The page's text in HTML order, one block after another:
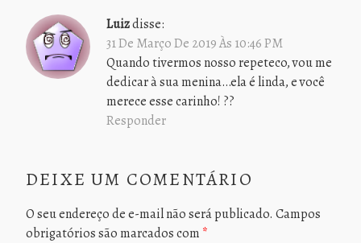
Luizdisse:
31 De Março De 2019 Às 10:46 PM
Quando tivermos nosso repeteco, vou me
dedicar à sua menina…ela é linda, e você
merece esse carinho! ??
Responder
DEIXE UM COMENTÁRIO
O seu endereço de e-mail não será publicado. Campos
obrigatórios são marcados com *